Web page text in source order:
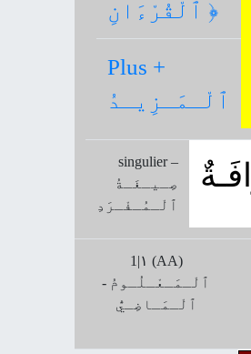
ٱلْقُرْءَانِ ﴿
Plus +
ٱلْـمَـزِيـدُ
singulier –
صِـيـغَـةُ
ﭐلْـمُـفْـرَدِ
1|۱ (AA)
ﭐلْـمَـعْـلُـومُ -
ﭐلْـمَـاضِـيُّ